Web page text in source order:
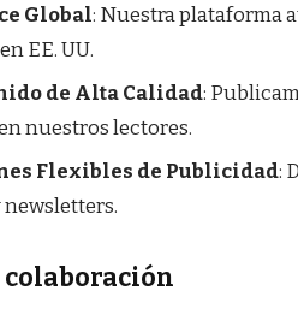
Global: Nuestra plataforma
EE. UU.
de Alta Calidad:
nuestros lectores.
Flexibles de Publicidad:
newsletters.
colaboración